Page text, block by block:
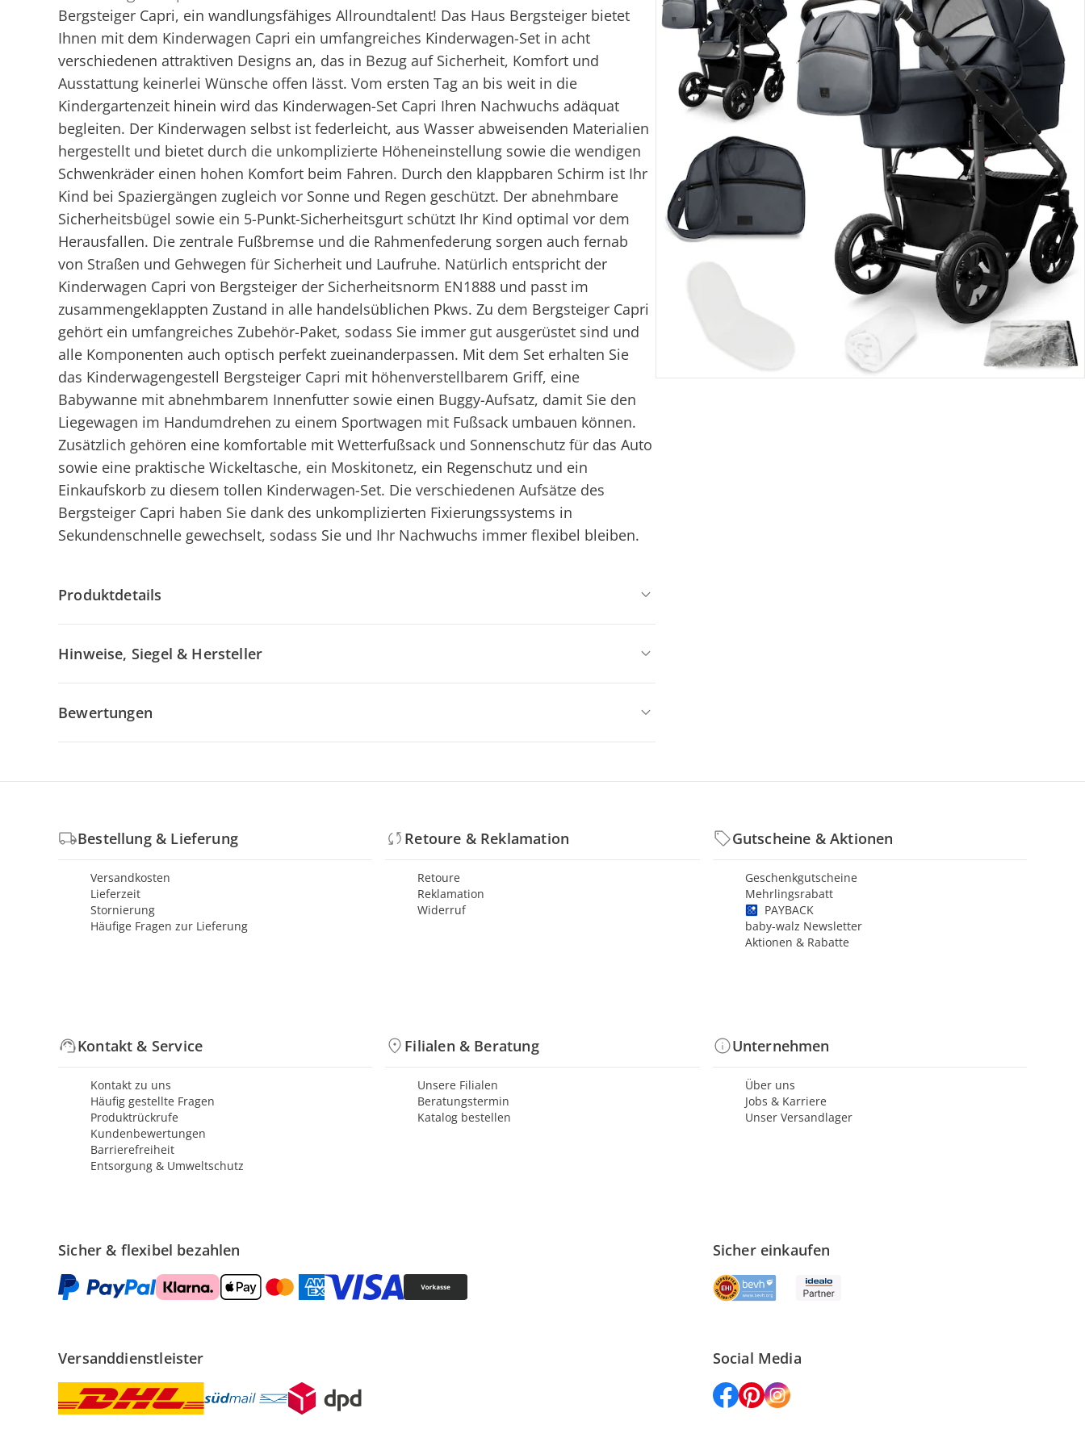
Bergsteiger Capri, ein wandlungsfähiges Allroundtalent! Das Haus Bergsteiger bietet
Ihnen mit dem Kinderwagen Capri ein umfangreiches Kinderwagen-Set in acht
verschiedenen attraktiven Designs an, das in Bezug auf Sicherheit, Komfort und
Ausstattung keinerlei Wünsche offen lässt. Vom ersten Tag an bis weit in die
Kindergartenzeit hinein wird das Kinderwagen-Set Capri Ihren Nachwuchs adäquat
begleiten. Der Kinderwagen selbst ist federleicht, aus Wasser abweisenden Materialien
hergestellt und bietet durch die unkomplizierte Höheneinstellung sowie die wendigen
Schwenkräder einen hohen Komfort beim Fahren. Durch den klappbaren Schirm ist Ihr
Kind bei Spaziergängen zugleich vor Sonne und Regen geschützt. Der abnehmbare
Sicherheitsbügel sowie ein 5-Punkt-Sicherheitsgurt schützt Ihr Kind optimal vor dem
Herausfallen. Die zentrale Fußbremse und die Rahmenfederung sorgen auch fernab
von Straßen und Gehwegen für Sicherheit und Laufruhe. Natürlich entspricht der
Kinderwagen Capri von Bergsteiger der Sicherheitsnorm EN1888 und passt im
zusammengeklappten Zustand in alle handelsüblichen Pkws. Zu dem Bergsteiger Capri
gehört ein umfangreiches Zubehör-Paket, sodass Sie immer gut ausgerüstet sind und
alle Komponenten auch optisch perfekt zueinanderpassen. Mit dem Set erhalten Sie
das Kinderwagengestell Bergsteiger Capri mit höhenverstellbarem Griff, eine
Babywanne mit abnehmbarem Innenfutter sowie einen Buggy-Aufsatz, damit Sie den
Liegewagen im Handumdrehen zu einem Sportwagen mit Fußsack umbauen können.
Zusätzlich gehören eine komfortable mit Wetterfußsack und Sonnenschutz für das Auto
sowie eine praktische Wickeltasche, ein Moskitonetz, ein Regenschutz und ein
Einkaufskorb zu diesem tollen Kinderwagen-Set. Die verschiedenen Aufsätze des
Bergsteiger Capri haben Sie dank des unkomplizierten Fixierungssystems in
Sekundenschnelle gewechselt, sodass Sie und Ihr Nachwuchs immer flexibel bleiben.
Produktdetails
Hinweise, Siegel & Hersteller
Bewertungen
Bestellung & Lieferung
Versandkosten
Lieferzeit
Stornierung
Häufige Fragen zur Lieferung
Retoure & Reklamation
Retoure
Reklamation
Widerruf
Gutscheine & Aktionen
Geschenkgutscheine
Mehrlingsrabatt
PAYBACK
baby-walz Newsletter
Aktionen & Rabatte
Kontakt & Service
Kontakt zu uns
Häufig gestellte Fragen
Produktrückrufe
Kundenbewertungen
Barrierefreiheit
Entsorgung & Umweltschutz
Filialen & Beratung
Unsere Filialen
Beratungstermin
Katalog bestellen
Unternehmen
Über uns
Jobs & Karriere
Unser Versandlager
Sicher & flexibel bezahlen Sicher einkaufen
Versanddienstleister Social Media